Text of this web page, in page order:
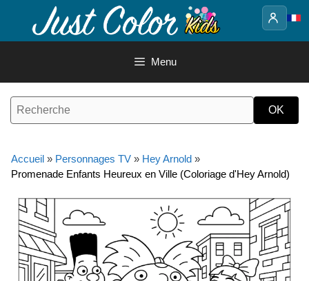
contenu
Menu
Accueil » Personnages TV » Hey Arnold »
Promenade Enfants Heureux en Ville (Coloriage d'Hey Arnold)